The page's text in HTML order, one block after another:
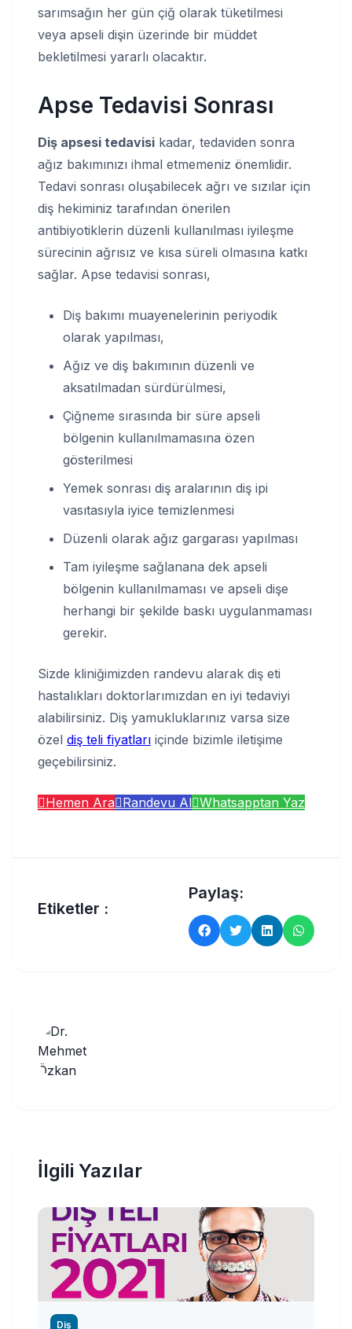
sarımsağın her gün çiğ olarak tüketilmesi
veya apseli dişin üzerinde bir müddet
bekletilmesi yararlı olacaktır.
Apse Tedavisi Sonrası
Diş apsesi tedavisi kadar, tedaviden sonra
ağız bakımınızı ihmal etmemeniz önemlidir.
Tedavi sonrası oluşabilecek ağrı ve sızılar için
diş hekiminiz tarafından önerilen
antibiyotiklerin düzenli kullanılması iyileşme
sürecinin ağrısız ve kısa süreli olmasına katkı
sağlar. Apse tedavisi sonrası,
Diş bakımı muayenelerinin periyodik
olarak yapılması,
Ağız ve diş bakımının düzenli ve
aksatılmadan sürdürülmesi,
Çiğneme sırasında bir süre apseli
bölgenin kullanılmamasına özen
gösterilmesi
Yemek sonrası diş aralarının diş ipi
vasıtasıyla iyice temizlenmesi
Düzenli olarak ağız gargarası yapılması
Tam iyileşme sağlanana dek apseli
bölgenin kullanılmaması ve apseli dişe
herhangi bir şekilde baskı uygulanmaması
gerekir.
Sizde kliniğimizden randevu alarak diş eti
hastalıkları doktorlarımızdan en iyi tedaviyi
alabilirsiniz. Diş yamukluklarınız varsa size
özel diş teli fiyatları içinde bizimle iletişime
geçebilirsiniz.
Hemen Ara Randevu Al Whatsapptan Yaz
Etiketler :
Paylaş:
İlgili Yazılar
Diş